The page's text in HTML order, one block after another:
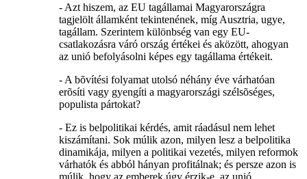
- Azt hiszem, az EU tagállamai Magyarországra
tagjelölt államként tekintenének, míg Ausztria, ugye,
tagállam. Szerintem különbség van egy EU-
csatlakozásra váró ország értékei és aközött, ahogyan
az unió befolyásolni képes egy tagállama értékeit.
- A bõvítési folyamat utolsó néhány éve várhatóan
erõsíti vagy gyengíti a magyarországi szélsõséges,
populista pártokat?
- Ez is belpolitikai kérdés, amit ráadásul nem lehet
kiszámítani. Sok múlik azon, milyen lesz a belpolitika
dinamikája, milyen a politikai vezetés, milyen reformok
várhatók és abból hányan profitálnak; és persze azon is
múlik, hogy az emberek úgy érzik-e, az unió